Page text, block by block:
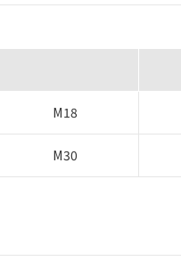
M18
M30